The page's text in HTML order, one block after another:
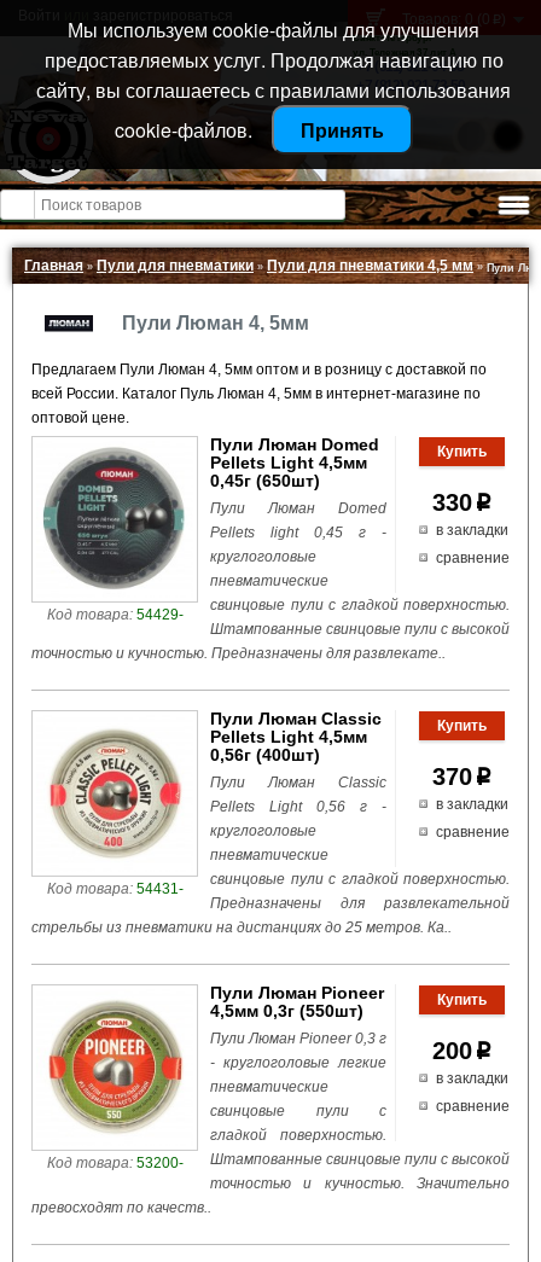
Санкт-Петербург
ул. Тележная 37 лит А
+7 (911) 021-04-08
+7 (812) 921-73-50
Товаров: 0 (0 p )
Открыть меню
Главная»Пули для пневматики » Пули для пневматики 4,5 мм»Пули
Пули Люман 4, 5мм
Предлагаем Пули Люман 4, 5мм оптом и в розницу с доставкой по
всей России. Каталог Пуль Люман 4, 5мм в интернет-магазине по
оптовой цене.
330 p
в закладки
сравнение
Код товара:54429-
Пули Люман Domed
Pellets Light 4,5мм
0,45г (650шт)
Пули Люман Domed
Pellets light 0,45 г -
круглоголовые
пневматические
свинцовые пули с гладкой поверхностью.
Штампованные свинцовые пули с высокой
точностью и кучностью. Предназначены для развлекате..
370 p
в закладки
сравнение
Код товара:54431-
Пули Люман Classic
Pellets Light 4,5мм
0,56г (400шт)
Пули Люман Classic
Pellets Light 0,56 г -
круглоголовые
пневматические
свинцовые пули с гладкой поверхностью.
Предназначены для развлекательной
стрельбы из пневматики на дистанциях до 25 метров. Ка..
200 p
в закладки
сравнение
Код товара:53200-
Пули Люман Pioneer
4,5мм 0,3г (550шт)
Пули Люман Pioneer 0,3 г
- круглоголовые легкие
пневматические
свинцовые пули с
гладкой поверхностью.
Штампованные свинцовые пули с высокой
точностью и кучностью. Значительно
превосходят по качеств..
Мы используем cookie-файлы для улучшения
предоставляемых услуг. Продолжая навигацию по
сайту, вы соглашаетесь с правилами использования
cookie-файлов.
Принять